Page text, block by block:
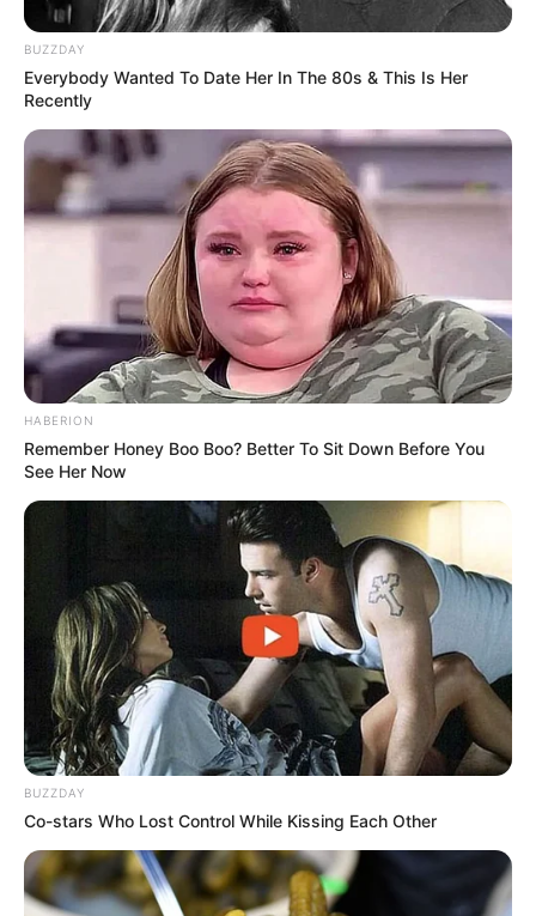
BUZZDAY
Everybody Wanted To Date Her In The 80s & This Is Her
Recently
HABERION
Remember Honey Boo Boo? Better To Sit Down Before You
See Her Now
BUZZDAY
Co-stars Who Lost Control While Kissing Each Other